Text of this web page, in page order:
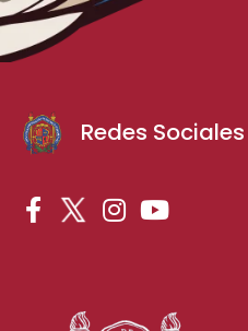
Redes Sociales